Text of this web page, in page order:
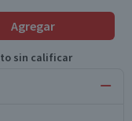
Agregar
sin calificar